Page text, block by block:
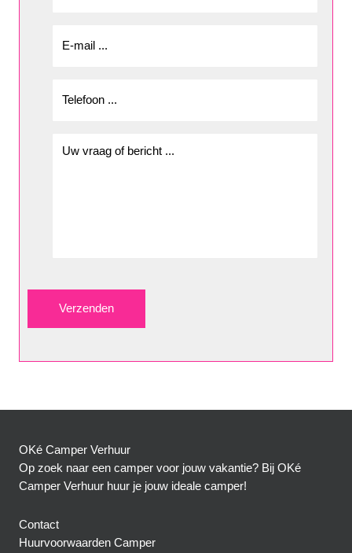
OKé Camper Verhuur
Op zoek naar een camper voor jouw vakantie? Bij OKé
Camper Verhuur huur je jouw ideale camper!
Contact
Huurvoorwaarden Camper